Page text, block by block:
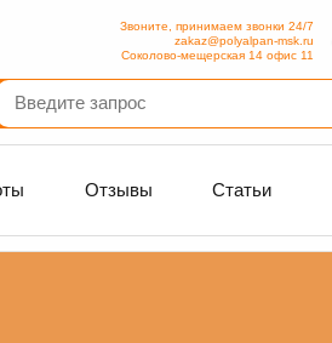
Звоните, принимаем звонки 24/7
zakaz@polyalpan-msk.ru
Соколово-мещерская 14 офис 11
Отзывы Статьи